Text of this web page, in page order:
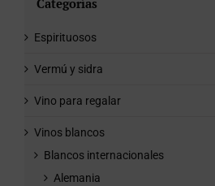
Categorías
Espirituosos
Vermú y sidra
Vino para regalar
Vinos blancos
Blancos internacionales
Alemania